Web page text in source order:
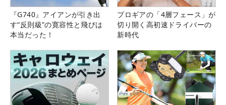
『G740』アイアンが引き出
す“反則級”の寛容性と飛びは
本当だった！
プロギアの「4層フェース」が
切り開く高初速ドライバーの
新時代